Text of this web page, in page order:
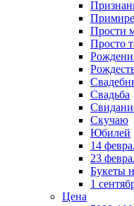
Прости
Просто
Свадьба
Скучаю
Юбилей
14
23
Букеты
1
Цена